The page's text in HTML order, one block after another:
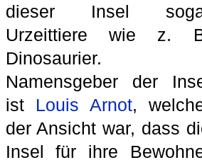
dieser Insel
Urzeittiere wie z.
Dinosaurier.
Namensgeber der
ist Louis Arnot,
der Ansicht war, dass
Insel für ihre